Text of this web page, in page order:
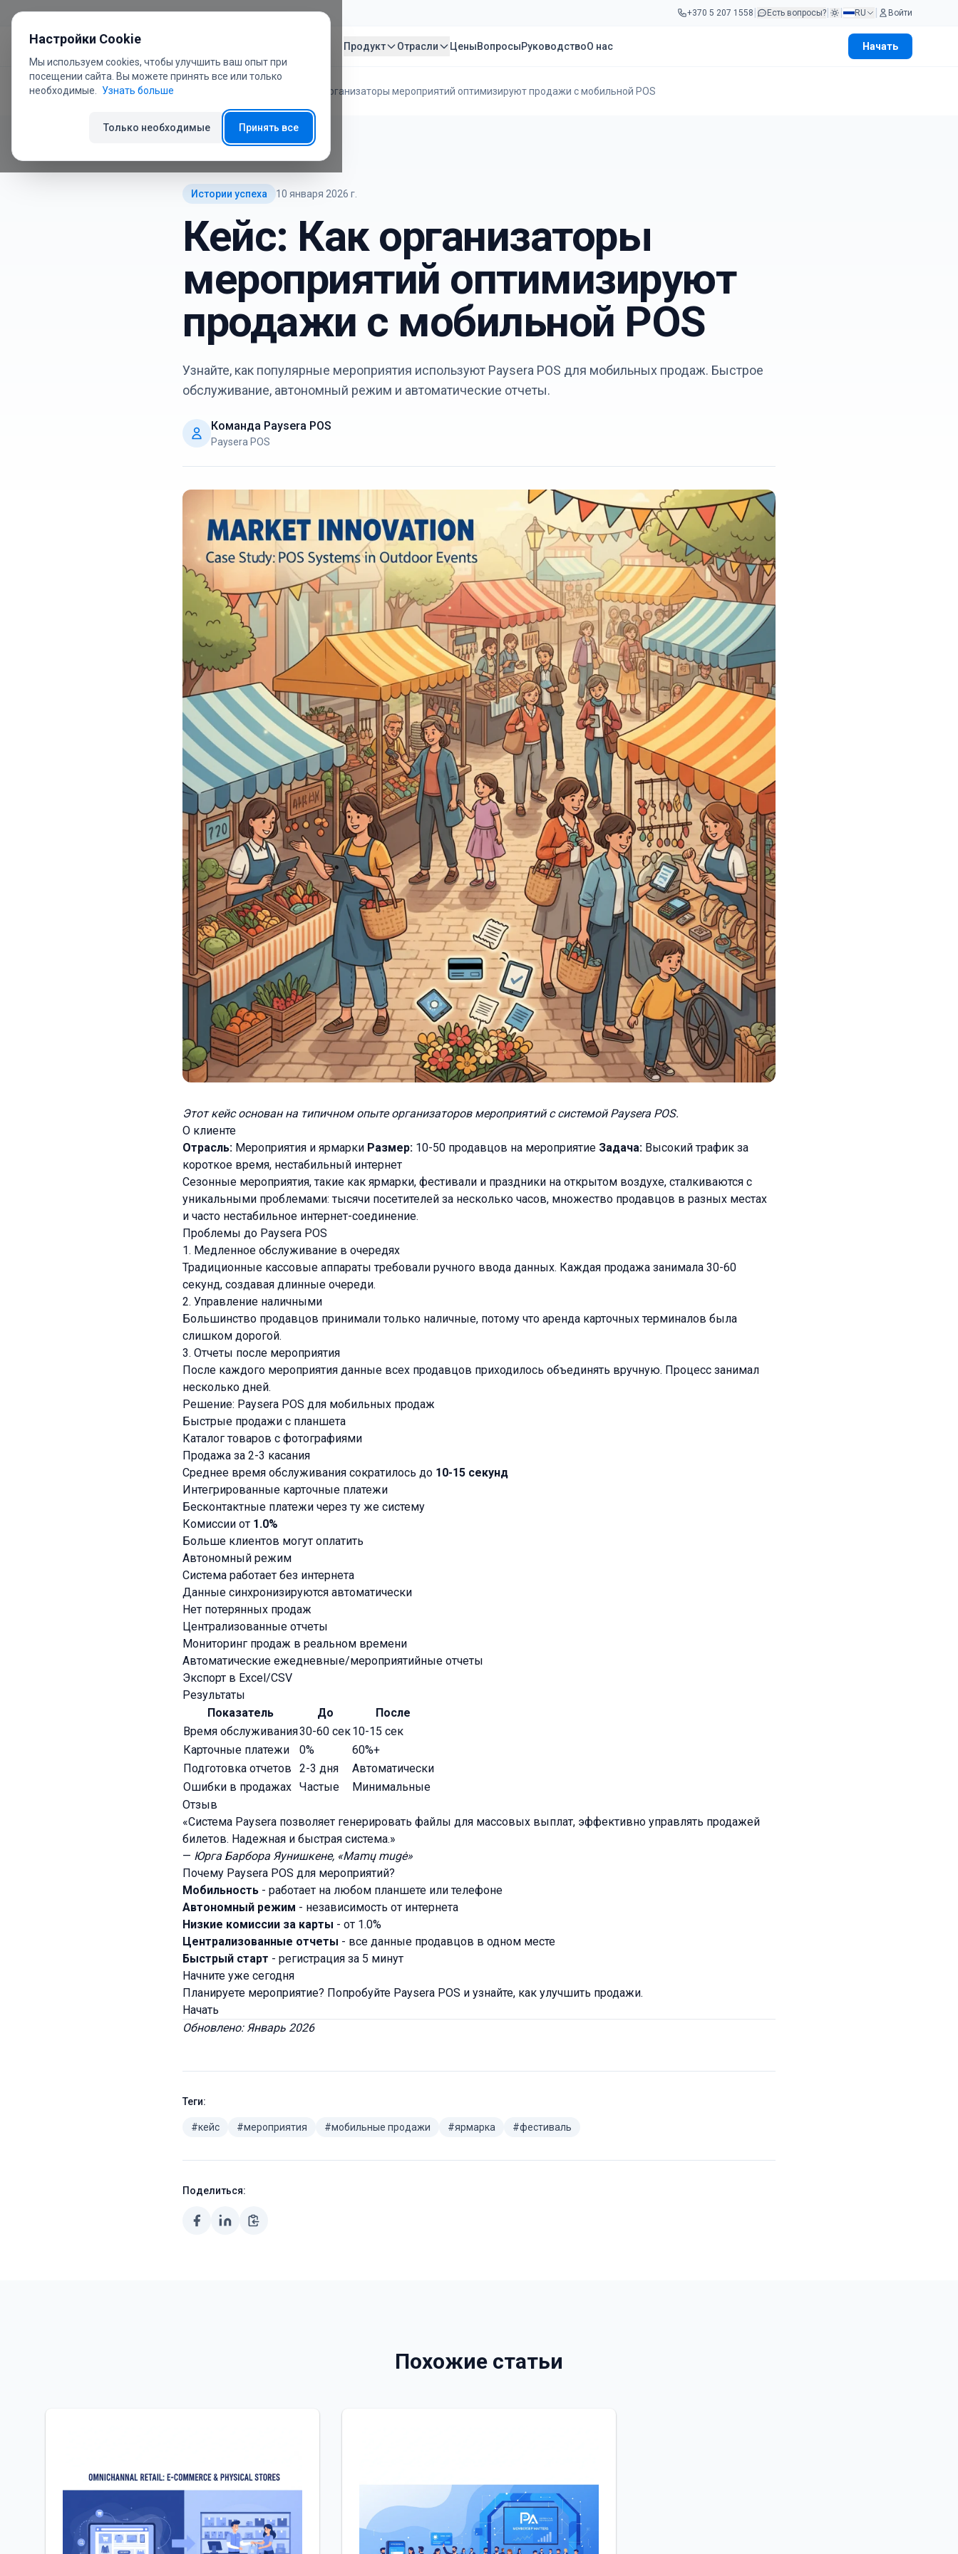
+370 5 207 1558 | Есть вопросы?| | RU | Войти
Продукт Отрасли ЦеныВопросыРуководствоО нас Начать
Кейс: Как организаторы мероприятий оптимизируют продажи с мобильной POS
Истории успеха 10 января 2026 г.
Кейс: Как организаторы
мероприятий оптимизируют
продажи с мобильной POS
Узнайте, как популярные мероприятия используют Paysera POS для мобильных продаж. Быстрое
обслуживание, автономный режим и автоматические отчеты.
Команда Paysera POS
Paysera POS
Этот кейс основан на типичном опыте организаторов мероприятий с системой Paysera POS.
О клиенте
Отрасль: Мероприятия и ярмарки Размер: 10-50 продавцов на мероприятие Задача: Высокий трафик за
короткое время, нестабильный интернет
Сезонные мероприятия, такие как ярмарки, фестивали и праздники на открытом воздухе, сталкиваются с
уникальными проблемами: тысячи посетителей за несколько часов, множество продавцов в разных местах
и часто нестабильное интернет-соединение.
Проблемы до Paysera POS
1. Медленное обслуживание в очередях
Традиционные кассовые аппараты требовали ручного ввода данных. Каждая продажа занимала 30-60
секунд, создавая длинные очереди.
2. Управление наличными
Большинство продавцов принимали только наличные, потому что аренда карточных терминалов была
слишком дорогой.
3. Отчеты после мероприятия
После каждого мероприятия данные всех продавцов приходилось объединять вручную. Процесс занимал
несколько дней.
Решение: Paysera POS для мобильных продаж
Быстрые продажи с планшета
Каталог товаров с фотографиями
Продажа за 2-3 касания
Среднее время обслуживания сократилось до 10-15 секунд
Интегрированные карточные платежи
Бесконтактные платежи через ту же систему
Комиссии от 1.0%
Больше клиентов могут оплатить
Автономный режим
Система работает без интернета
Данные синхронизируются автоматически
Нет потерянных продаж
Централизованные отчеты
Мониторинг продаж в реальном времени
Автоматические ежедневные/мероприятийные отчеты
Экспорт в Excel/CSV
Результаты
Показатель
До
После
Время обслуживания30-60 сек10-15 сек
Карточные платежи
0%
60%+
Подготовка отчетов
2-3 дня
Автоматически
Ошибки в продажах Частые
Минимальные
Отзыв
«Система Paysera позволяет генерировать файлы для массовых выплат, эффективно управлять продажей
билетов. Надежная и быстрая система.»
— Юрга Барбора Яунишкене, «Mamų mugė»
Почему Paysera POS для мероприятий?
Мобильность - работает на любом планшете или телефоне
Автономный режим - независимость от интернета
Низкие комиссии за карты - от 1.0%
Централизованные отчеты - все данные продавцов в одном месте
Быстрый старт - регистрация за 5 минут
Начните уже сегодня
Планируете мероприятие? Попробуйте Paysera POS и узнайте, как улучшить продажи.
Начать
Обновлено: Январь 2026
Теги:
#кейс #мероприятия #мобильные продажи #ярмарка #фестиваль
Поделиться:
Похожие статьи
Настройки Cookie
Мы используем cookies, чтобы улучшить ваш опыт при
посещении сайта. Вы можете принять все или только
необходимые.
Узнать больше
Только необходимые Принять все